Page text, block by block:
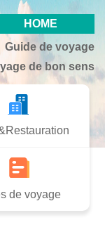
HOME
Guide de voyage
de bon sens
&Restauration
de voyage